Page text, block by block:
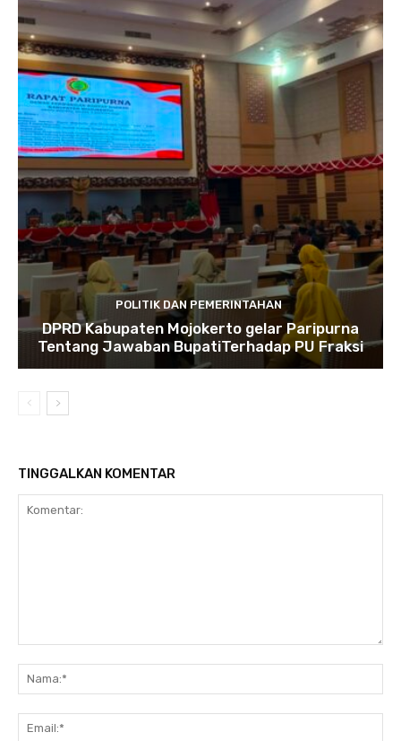
POLITIK DAN PEMERINTAHAN
DPRD Kabupaten Mojokerto gelar Paripurna
Tentang Jawaban BupatiTerhadap PU Fraksi
TINGGALKAN KOMENTAR